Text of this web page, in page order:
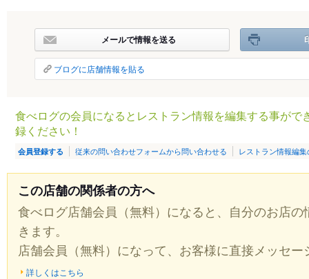
メールで情報を送る
ブログに店舗情報を貼る
食べログの会員になるとレストラン情報を編集する事がで
録ください！
会員登録する 従来の問い合わせフォームから問い合わせる レストラン情報編
この店舗の関係者の方へ
食べログ店舗会員（無料）になると、自分のお店
きます。
店舗会員（無料）になって、お客様に直接メッセ
詳しくはこちら